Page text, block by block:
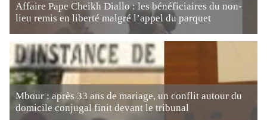
Affaire Pape Cheikh Diallo : les bénéficiaires du non-
lieu remis en liberté malgré l’appel du parquet
Mbour : après 33 ans de mariage, un conflit autour du
domicile conjugal finit devant le tribunal